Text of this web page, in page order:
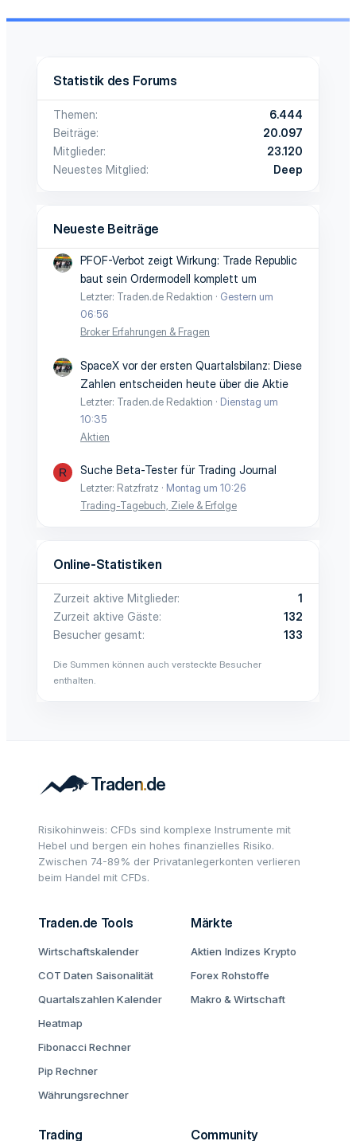
Statistik des Forums
Themen
6.444
Beiträge
20.097
Mitglieder
23.120
Neuestes Mitglied
Deep
Neueste Beiträge
PFOF-Verbot zeigt Wirkung: Trade Republic
baut sein Ordermodell komplett um
Letzter: Traden.de Redaktion
Gestern um
06:56
Broker Erfahrungen & Fragen
SpaceX vor der ersten Quartalsbilanz: Diese
Zahlen entscheiden heute über die Aktie
Letzter: Traden.de Redaktion
Dienstag um
10:35
Aktien
R Suche Beta-Tester für Trading Journal
Letzter: Ratzfratz
Montag um 10:26
Trading-Tagebuch, Ziele & Erfolge
Online-Statistiken
Zurzeit aktive Mitglieder
1
Zurzeit aktive Gäste
132
Besucher gesamt
133
Die Summen können auch versteckte Besucher
enthalten.
Risikohinweis: CFDs sind komplexe Instrumente mit
Hebel und bergen ein hohes finanzielles Risiko.
Zwischen 74-89% der Privatanlegerkonten verlieren
beim Handel mit CFDs.
Traden.de Tools
Wirtschaftskalender
COT Daten Saisonalität
Quartalszahlen Kalender
Heatmap
Fibonacci Rechner
Pip Rechner
Währungsrechner
Märkte
Aktien Indizes Krypto
Forex Rohstoffe
Makro & Wirtschaft
Trading Community